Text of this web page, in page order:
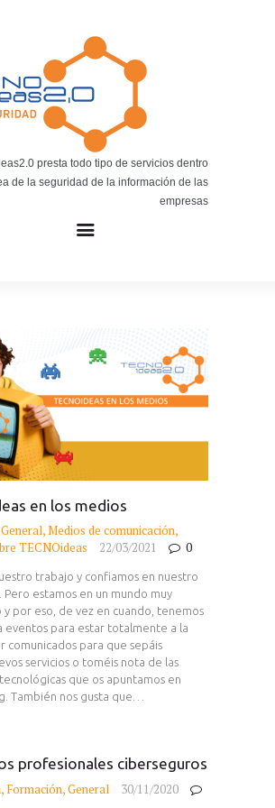
presta todo tipo de servicios dentro
de la seguridad de la información de las
empresas
TECNOIDEAS
Noticias tecnológicas.
en los medios
General,Medios de comunicación,
TECNOideas 22/03/2021 0
trabajo y confiamos en nuestro
Pero estamos en un mundo muy
por eso, de vez en cuando, tenemos
eventos para estar totalmente a la
comunicados para que sepáis
servicios o toméis nota de las
que os apuntamos en
También nos gusta que…
profesionales ciberseguros
, Formación,General
30/11/2020